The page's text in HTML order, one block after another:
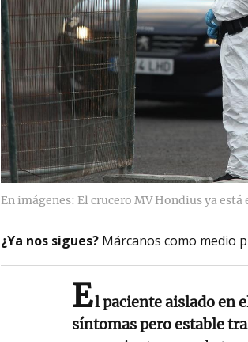
En imágenes: El crucero MV Hondius ya está
¿Ya nos sigues? Márcanos como medio
El paciente aislado en
síntomas pero estable